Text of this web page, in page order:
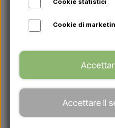
Cookie di
Accettare il